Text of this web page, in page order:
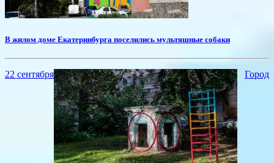
В жилом доме Екатеринбурга поселились мультяшные собаки
22 сентября Город